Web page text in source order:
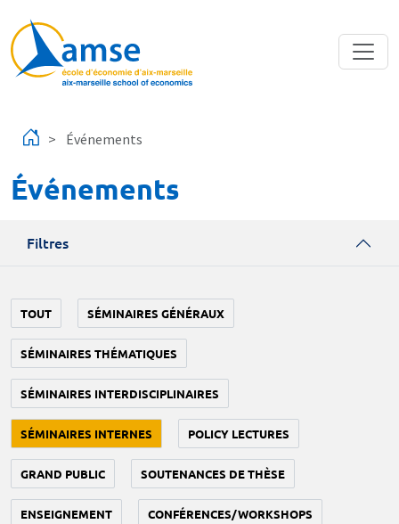
Événements
Événements
Filtres
TOUT SÉMINAIRES GÉNÉRAUX
SÉMINAIRES THÉMATIQUES
SÉMINAIRES INTERDISCIPLINAIRES
SÉMINAIRES INTERNES POLICY LECTURES
GRAND PUBLIC SOUTENANCES DE THÈSE
ENSEIGNEMENT CONFÉRENCES/WORKSHOPS